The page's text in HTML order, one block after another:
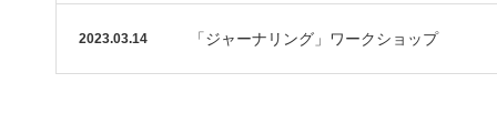
2023.03.14 「ジャーナリング」ワークショップ